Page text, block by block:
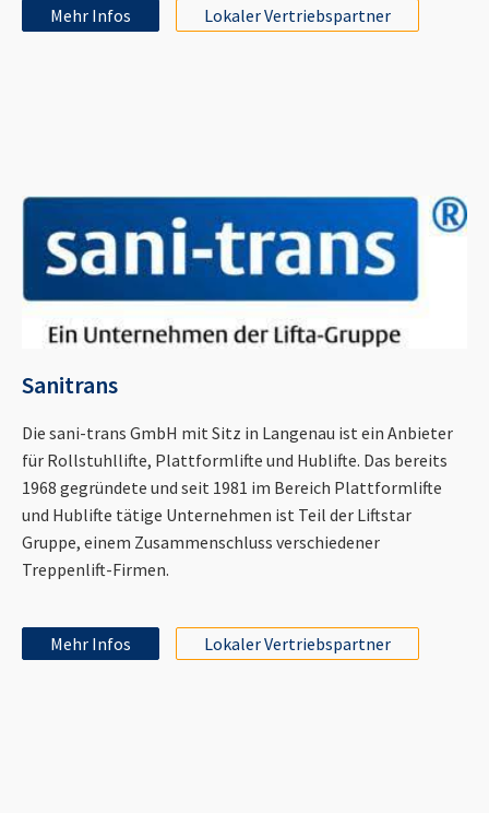
Mehr Infos Lokaler Vertriebspartner
Sanitrans
Die sani-trans GmbH mit Sitz in Langenau ist ein Anbieter
für Rollstuhllifte, Plattformlifte und Hublifte. Das bereits
1968 gegründete und seit 1981 im Bereich Plattformlifte
und Hublifte tätige Unternehmen ist Teil der Liftstar
Gruppe, einem Zusammenschluss verschiedener
Treppenlift-Firmen.
Mehr Infos Lokaler Vertriebspartner